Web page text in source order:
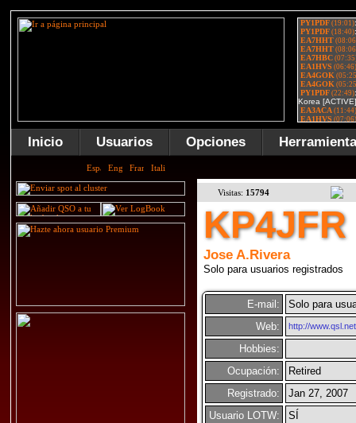
Inicio Usuarios Opciones
Visitas: 15794
KP4JFR
Jose A.Rivera
Solo para usuarios registrados
E-mail:
Solo para
Web:
http://
Hobbies:
Ocupación:
Retired
Registrado:
Jan 27, 2007
Usuario LOTW:
SÍ